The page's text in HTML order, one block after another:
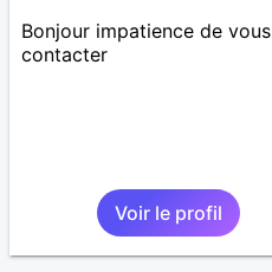
Bonjour impatience de vous
contacter
Voir le profil